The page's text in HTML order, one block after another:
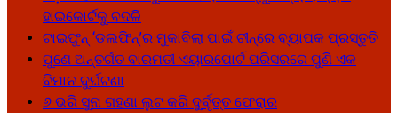
ହାଇକୋର୍ଟକୁ ବଦଳି
ଟାଇଫୁନ୍ ‘ଡଲଫିନ୍’ର ମୁକାବିଲା ପାଇଁ ଚୀନ୍‌ରେ ବ୍ୟାପକ ପ୍ରସ୍ତୁତି
ପୁଣେ ଅନ୍ତର୍ଗତ ବାରମତୀ ଏୟାରପୋର୍ଟ ପରିସରରେ ପୁଣି ଏକ
ବିମାନ ଦୁର୍ଘଟଣା
୬ ଭରି ସୁନା ଗହଣା ଲୁଟ କରି ଦୁର୍ବୃତ୍ତ ଫେରାର